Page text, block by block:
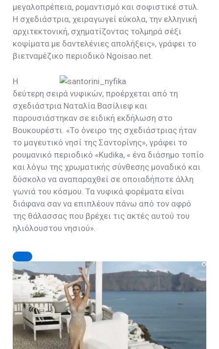
μεγαλοπρέπεια, ρομαντισμό και σοφιστικέ στυλ.
Η σχεδιάστρια, χειραγωγεί εύκολα, την ελληνική
αρχιτεκτονική, σχηματίζοντας τολμηρά σέξι
κοψίματα με δαντελένιες απολήξεις», γράφει το
βιετναμέζικο περιοδικό Νgoisao.net.
Η
δεύτερη σειρά νυφικών, προέρχεται από τη
σχεδιάστρια Ναταλία Βασίλιεφ και
παρουσιάστηκαν σε ειδική εκδήλωση στο
Βουκουρέστι. «Το όνειρο της σχεδιάστριας ήταν
το μαγευτικό νησί της Σαντορίνης», γράφει το
ρουμανικό περιοδικό «Kudika, « ένα διάσημο τοπίο
και λόγω της χρωματικής σύνθεσης μοναδικό και
δύσκολο να αναπαραχθεί σε οποιαδήποτε άλλη
γωνιά του κόσμου. Τα νυφικά φορέματα είναι
διάφανα σαν να επιπλέουν πάνω από τον αφρό
της θάλασσας που βρέχει τις ακτές αυτού του
ηλιόλουστου νησιού».